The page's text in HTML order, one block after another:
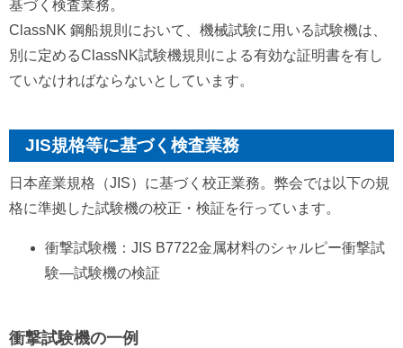
基づく検査業務。
ClassNK 鋼船規則において、機械試験に用いる試験機は、
別に定めるClassNK試験機規則による有効な証明書を有し
ていなければならないとしています。
JIS規格等に基づく検査業務
日本産業規格（JIS）に基づく校正業務。弊会では以下の規
格に準拠した試験機の校正・検証を行っています。
衝撃試験機：JIS B7722金属材料のシャルピー衝撃試
験―試験機の検証
衝撃試験機の一例